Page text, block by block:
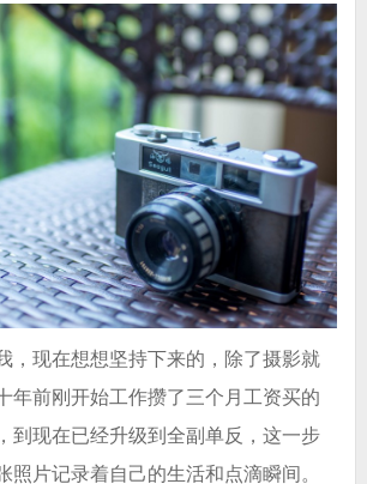
，现在想想坚持下来的，除了摄影就
年前刚开始工作攒了三个月工资买的
到现在已经升级到全副单反，这一步
照片记录着自己的生活和点滴瞬间。